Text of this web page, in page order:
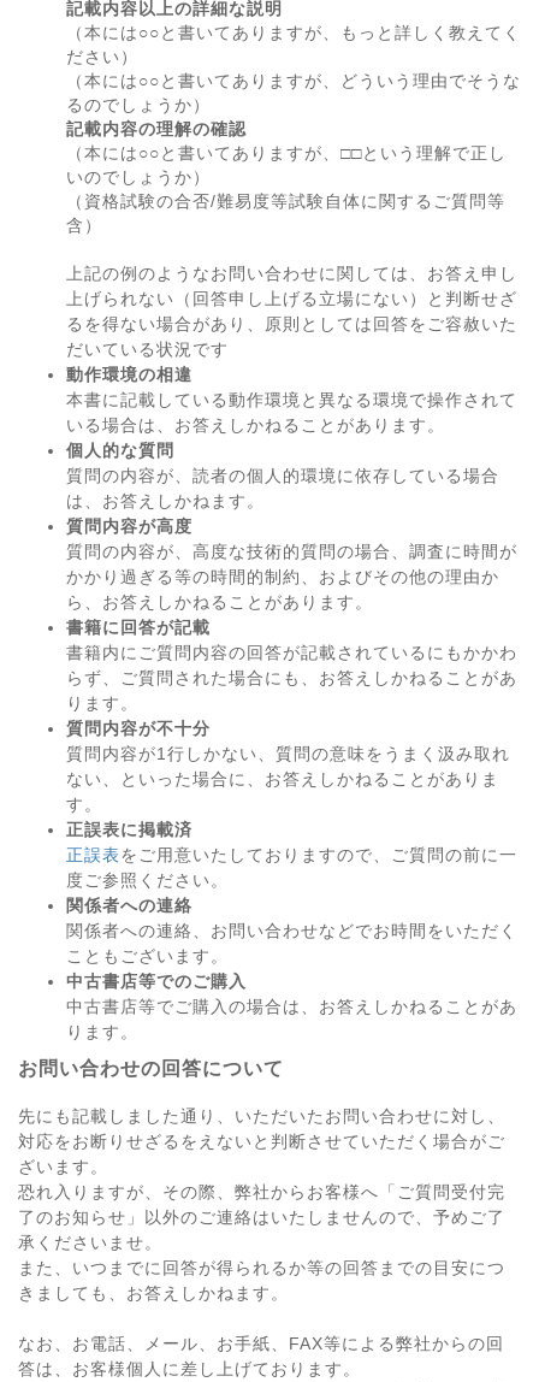
記載内容以上の詳細な説明
（本には○○と書いてありますが、もっと詳しく教えてく
ださい）
（本には○○と書いてありますが、どういう理由でそうな
るのでしょうか）
記載内容の理解の確認
（本には○○と書いてありますが、□□という理解で正し
いのでしょうか）
（資格試験の合否/難易度等試験自体に関するご質問等
含）
上記の例のようなお問い合わせに関しては、お答え申し
上げられない（回答申し上げる立場にない）と判断せざ
るを得ない場合があり、原則としては回答をご容赦いた
だいている状況です
動作環境の相違
本書に記載している動作環境と異なる環境で操作されて
いる場合は、お答えしかねることがあります。
個人的な質問
質問の内容が、読者の個人的環境に依存している場合
は、お答えしかねます。
質問内容が高度
質問の内容が、高度な技術的質問の場合、調査に時間が
かかり過ぎる等の時間的制約、およびその他の理由か
ら、お答えしかねることがあります。
書籍に回答が記載
書籍内にご質問内容の回答が記載されているにもかかわ
らず、ご質問された場合にも、お答えしかねることがあ
ります。
質問内容が不十分
質問内容が1行しかない、質問の意味をうまく汲み取れ
ない、といった場合に、お答えしかねることがありま
す。
正誤表に掲載済
正誤表をご用意いたしておりますので、ご質問の前に一
度ご参照ください。
関係者への連絡
関係者への連絡、お問い合わせなどでお時間をいただく
こともございます。
中古書店等でのご購入
中古書店等でご購入の場合は、お答えしかねることがあ
ります。
お問い合わせの回答について
先にも記載しました通り、いただいたお問い合わせに対し、
対応をお断りせざるをえないと判断させていただく場合がご
ざいます。
恐れ入りますが、その際、弊社からお客様へ「ご質問受付完
了のお知らせ」以外のご連絡はいたしませんので、予めご了
承くださいませ。
また、いつまでに回答が得られるか等の回答までの目安につ
きましても、お答えしかねます。
なお、お電話、メール、お手紙、FAX等による弊社からの回
答は、お客様個人に差し上げております。